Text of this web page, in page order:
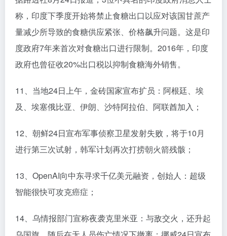
称，印度下季度开始将禁止食糖出口以应对该国甘蔗产
量减少所导致的食糖供应紧张、价格飙升问题。这是印
度政府7年来首次对食糖出口进行限制。2016年，印度
政府也曾征收20%出口税以抑制食糖海外销售。
11、当地24日上午，金砖国家宣布扩员：阿根廷、埃
及、埃塞俄比亚、伊朗、沙特阿拉伯、阿联酋加入；
12、朝鲜24日宣布军事侦察卫星发射失败，将于10月
进行第三次试射，韩军计划再次打捞朝火箭残骸；
13、OpenAI向中东寻求千亿美元融资，创始人：超级
智能很快可攻克癌症；
14、乌情报部门宣称夜袭克里米亚：与敌交火，还升起